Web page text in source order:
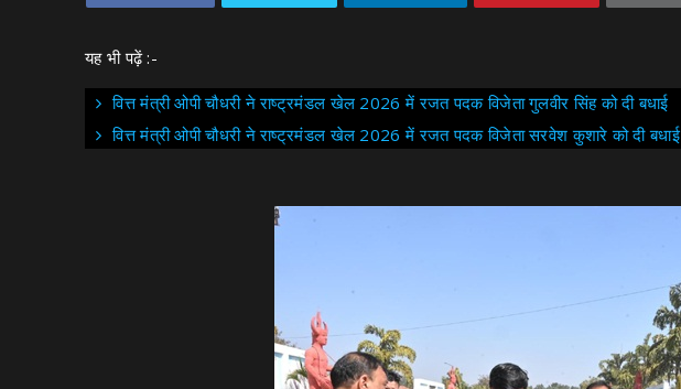
यह भी पढ़ें :-
वित्त मंत्री ओपी चौधरी ने राष्ट्रमंडल खेल 2026 में रजत पदक विजेता गुलवीर सिंह को दी बधाई
वित्त मंत्री ओपी चौधरी ने राष्ट्रमंडल खेल 2026 में रजत पदक विजेता सरवेश कुशारे को दी बधाई